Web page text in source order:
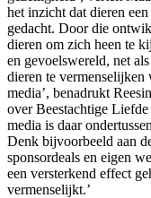
het inzicht dat dieren
gedacht. Door die
dieren om zich heen te
en gevoelswereld, net
dieren te vermenselijken
media’, benadrukt
over Beestachtige
media is daar
Denk bijvoorbeeld aan
sponsordeals en eigen
een versterkend effect
vermenselijkt.’